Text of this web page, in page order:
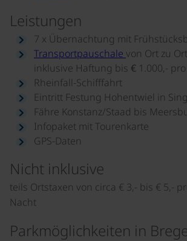
Leistungen
7 x Übernachtung mit
Transportpauschale von Ort zu
inklusive Haftung bis € 1.000,-
Rheinfall-Schifffahrt
Eintritt Festung Hohentwiel in
Fähre Konstanz/Staad bis
Infopaket mit Tourenkarte
GPS-Daten
Nicht inklusive
teils Ortstaxen von circa € 3,- bis € 5,-
Nacht
Parkmöglichkeiten in